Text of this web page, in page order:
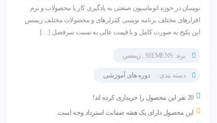
نویسان در حوزه اتوماسیون صنعتی به یادگیری کار با محصولات و نرم
افزارهای مختلف برنامه نویسی کنترلرهای و محصولات مختلف زیمنس
این پکیج به صورت کامل و با قیمت عالی به نسبت سرفصل […]
برند: SIEMENS , زیمنس
دسته بندی : دوره های آموزشی
20 نفر این محصول را خریداری کرده اند!
این محصول دارای یک هفته ضمانت استرداد وجه است.